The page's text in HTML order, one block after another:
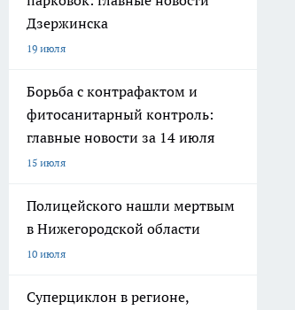
Дзержинска
19 июля
Борьба с контрафактом и
фитосанитарный контроль:
главные новости за 14 июля
15 июля
Полицейского нашли мертвым
в Нижегородской области
10 июля
Суперциклон в регионе,